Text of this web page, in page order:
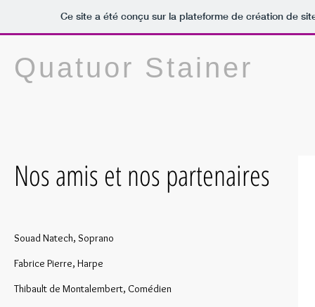
Ce site a été conçu sur la plateforme de création de
Quatuor Stainer
Nos amis et nos partenaires
Souad Natech, Soprano
Fabrice Pierre, Harpe
Thibault de Montalembert, Comédien